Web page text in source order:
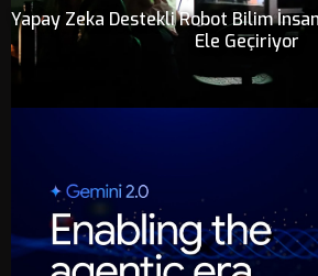
Yapay Zeka Destekli Robot Bilim
Ele Geçiriyor